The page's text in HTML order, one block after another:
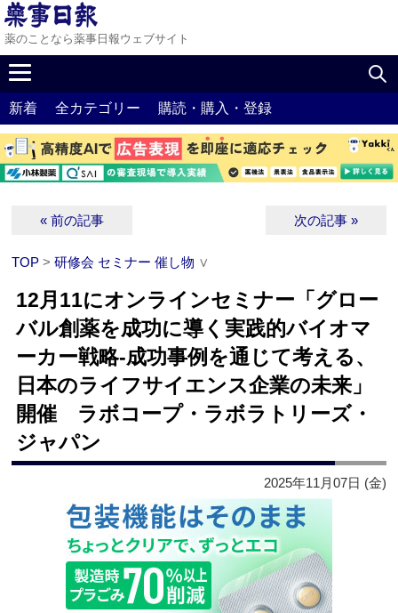
薬のことなら薬事日報ウェブサイト
新着 全カテゴリー 購読・購入・登録
« 前の記事 次の記事 »
TOP >研修会 セミナー 催し物 ∨
12月11にオンラインセミナー「グロー
バル創薬を成功に導く実践的バイオマ
ーカー戦略‐成功事例を通じて考える、
日本のライフサイエンス企業の未来」
開催 ラボコープ・ラボラトリーズ・
ジャパン
2025年11月07日 (金)